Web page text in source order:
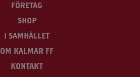
FÖRETAG
SHOP
I SAMHÄLLET
OM KALMAR FF
KONTAKT